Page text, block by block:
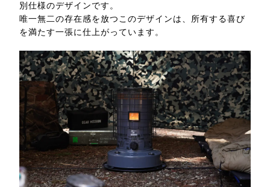
別仕様のデザインです。
唯一無二の存在感を放つこのデザインは、所有する喜び
を満たす一張に仕上がっています。